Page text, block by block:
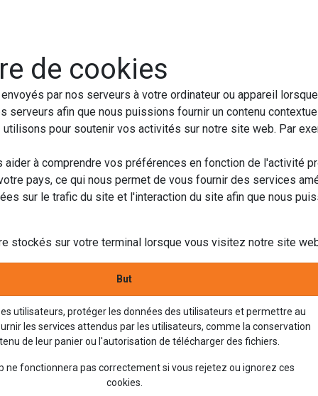
de cookies
par nos serveurs à votre ordinateur ou appareil
serveurs afin que nous puissions fournir un contenu
pour soutenir vos activités sur notre site web. Par
à comprendre vos préférences en fonction de l'activité
pays, ce qui nous permet de vous fournir des services
sur le trafic du site et l'interaction du site afin que nous
stockés sur votre terminal lorsque vous visitez notre site
But
utilisateurs, protéger les données des utilisateurs et permettre au
les services attendus par les utilisateurs, comme la conservation
de leur panier ou l'autorisation de télécharger des fichiers.
ne fonctionnera pas correctement si vous rejetez ou ignorez ces
cookies.